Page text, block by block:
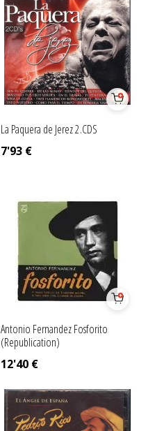
La Paquera de Jerez 2.CDS
7'93 €
Antonio Fernandez Fosforito
(Republication)
12'40 €